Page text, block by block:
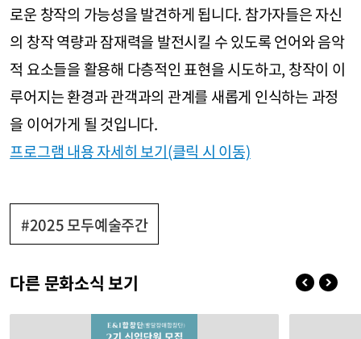
로운 창작의 가능성을 발견하게 됩니다. 참가자들은 자신
의 창작 역량과 잠재력을 발전시킬 수 있도록 언어와 음악
적 요소들을 활용해 다층적인 표현을 시도하고, 창작이 이
루어지는 환경과 관객과의 관계를 새롭게 인식하는 과정
을 이어가게 될 것입니다.
프로그램 내용 자세히 보기(클릭 시 이동)
#2025 모두예술주간
다른 문화소식 보기